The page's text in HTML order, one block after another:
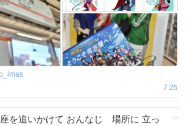
7:25
を追いかけて おんなじ 場所に 立っ